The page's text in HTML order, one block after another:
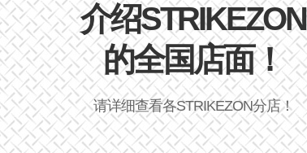
介绍STRIKEZON
的全国店面！
请详细查看各STRIKEZON分店！